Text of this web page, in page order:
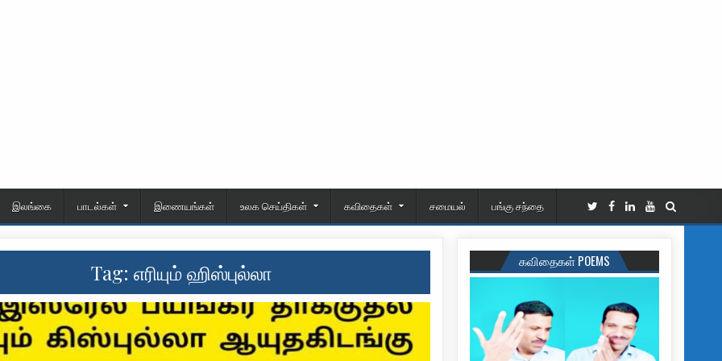
இலங்கை பாடல்கள் இணையங்கள் உலக செய்திகள் கவிதைகள் சமையல் பங்கு சந்தை
Tag: எரியும் ஹிஸ்புல்லா கவிதைகள் POEMS